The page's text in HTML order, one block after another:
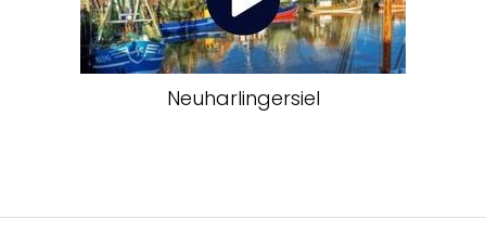
Neuharlingersiel